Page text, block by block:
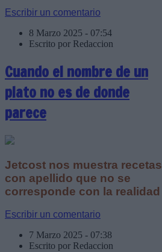
Escribir un comentario
8 Marzo 2025 - 07:54
Escrito por Redaccion
Cuando el nombre de un
plato no es de donde
parece
Jetcost nos muestra recetas
con apellido que no se
corresponde con la realidad
Escribir un comentario
7 Marzo 2025 - 07:38
Escrito por Redaccion